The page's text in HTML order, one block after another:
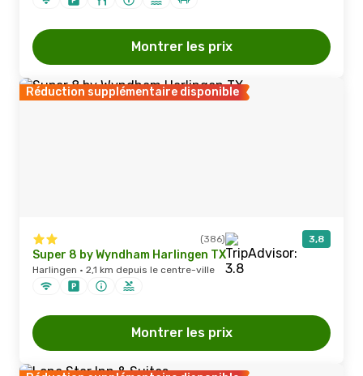
Montrer les prix
Réduction supplémentaire disponible
(386) 3,8
Super 8 by Wyndham Harlingen TX
Harlingen · 2,1 km depuis le centre-ville
Montrer les prix